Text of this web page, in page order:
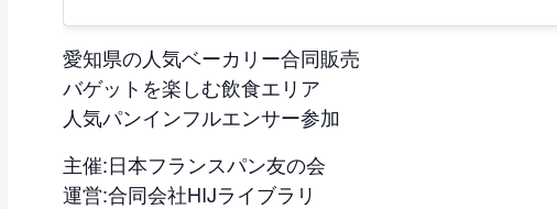
愛知県の人気ベーカリー合同販売
バゲットを楽しむ飲食エリア
人気パンインフルエンサー参加
主催:日本フランスパン友の会
運営:合同会社HIJライブラリ